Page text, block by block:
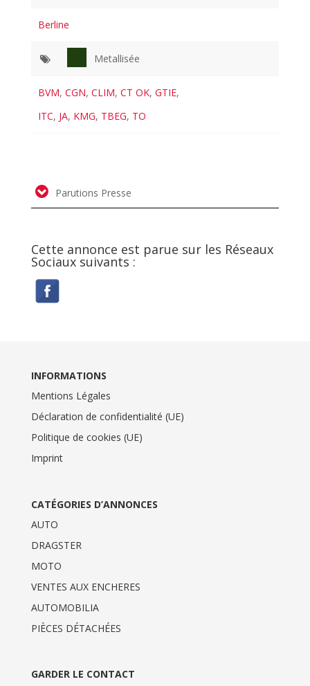
Berline
Metallisée
BVM,CGN,CLIM,CT OK,GTIE,
ITC, JA, KMG, TBEG, TO
Parutions Presse
Cette annonce est parue sur les Réseaux
Sociaux suivants :
INFORMATIONS
Mentions Légales
Déclaration de confidentialité (UE)
Politique de cookies (UE)
Imprint
CATÉGORIES D’ANNONCES
AUTO
DRAGSTER
MOTO
VENTES AUX ENCHERES
AUTOMOBILIA
PIÈCES DÉTACHÉES
GARDER LE CONTACT